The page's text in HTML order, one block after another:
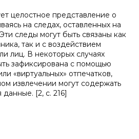
целостное представление о
на следах, оставленных на
следы могут быть связаны как
так и с воздействием
лиц. В некоторых случаях
зафиксирована с помощью
«виртуальных» отпечатков,
извлечении могут содержать
[2, с. 216]